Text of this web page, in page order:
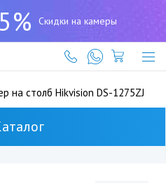
Скидки на камеры
(727)
317-
61-
61
на столб Hikvision DS-1275ZJ